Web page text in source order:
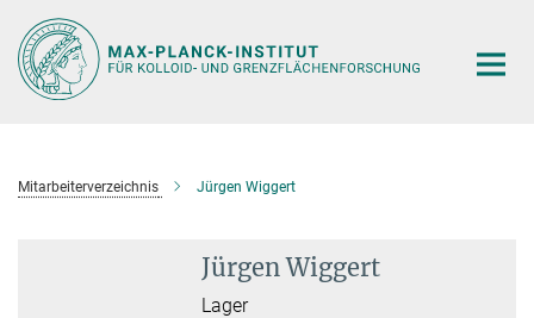
Hauptinhalt
Mitarbeiterverzeichnis Jürgen Wiggert
Jürgen Wiggert
Lager